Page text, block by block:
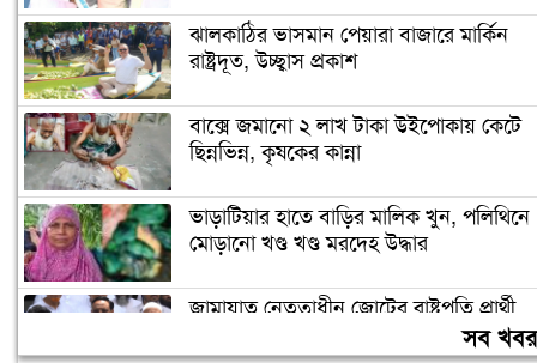
ঝালকাঠির ভাসমান পেয়ারা বাজারে মার্কিন
রাষ্ট্রদূত, উচ্ছ্বাস প্রকাশ
বাক্সে জমানো ২ লাখ টাকা উইপোকায় কেটে
ছিন্নভিন্ন, কৃষকের কান্না
ভাড়াটিয়ার হাতে বাড়ির মালিক খুন, পলিথিনে
মোড়ানো খণ্ড খণ্ড মরদেহ উদ্ধার
জামায়াত নেতৃত্বাধীন জোটের রাষ্ট্রপতি প্রার্থী
সব